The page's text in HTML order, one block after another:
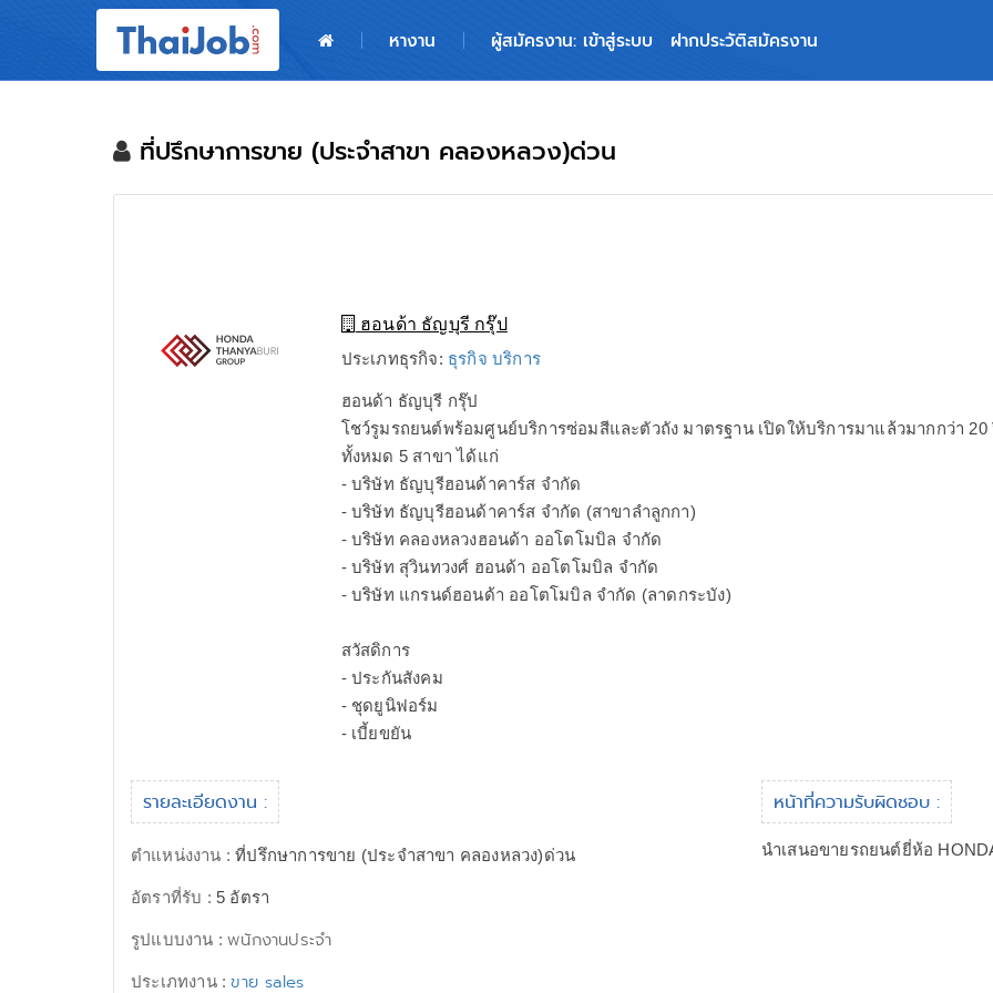
หางาน ผู้สมัครงาน: เข้าสู่ระบบ ฝากประวัติสมัครงาน
ผู้สมัครงาน: เข้าสู่ระบบ
ที่ปรึกษาการขาย (ประจำสาขา คลองหลวง)ด่วน
ฮอนด้า ธัญบุรี กรุ๊ป
ประเภทธุรกิจ: ธุรกิจ บริการ
ฮอนด้า ธัญบุรี กรุ๊ป
โชว์รูมรถยนต์พร้อมศูนย์บริการซ่อมสีและตัวถัง มาตรฐาน เปิดให้บริการมาแล้วมากกว่า
ทั้งหมด 5 สาขา ได้แก่
- บริษัท ธัญบุรีฮอนด้าคาร์ส จำกัด
- บริษัท ธัญบุรีฮอนด้าคาร์ส จำกัด (สาขาลำลูกกา)
- บริษัท คลองหลวงฮอนด้า ออโตโมบิล จำกัด
- บริษัท สุวินทวงศ์ ฮอนด้า ออโตโมบิล จำกัด
- บริษัท แกรนด์ฮอนด้า ออโตโมบิล จำกัด (ลาดกระบัง)
สวัสดิการ
- ประกันสังคม
- ชุดยูนิฟอร์ม
- เบี้ยขยัน
รายละเอียดงาน :
ตำแหน่งงาน :ที่ปรึกษาการขาย (ประจำสาขา คลองหลวง)ด่วน
อัตราที่รับ : 5 อัตรา
รูปแบบงาน :พนักงานประจำ
ประเภทงาน :ขาย sales
หน้าที่ความรับผิดชอบ :
นำเสนอขายรถยนต์ยี่ห้อ